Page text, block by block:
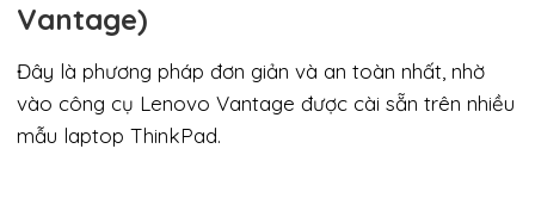
Vantage)
Đây là phương pháp đơn giản và an toàn nhất, nhờ
vào công cụ Lenovo Vantage được cài sẵn trên nhiều
mẫu laptop ThinkPad.